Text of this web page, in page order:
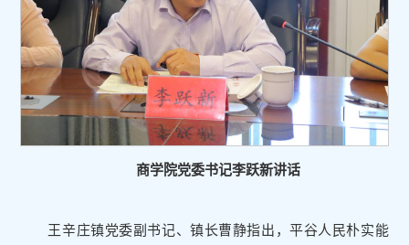
商学院党委书记李跃新讲话
王辛庄镇党委副书记、镇长曹静指出，平谷人民朴实能